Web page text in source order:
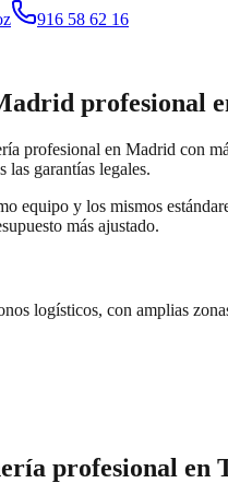
916 58 62 16
profesional
profesional en Madrid con
las garantías legales.
equipo y los mismos
más ajustado.
logísticos, con amplias
profesional en